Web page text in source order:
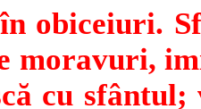
în obiceiuri.
moravuri,
cu